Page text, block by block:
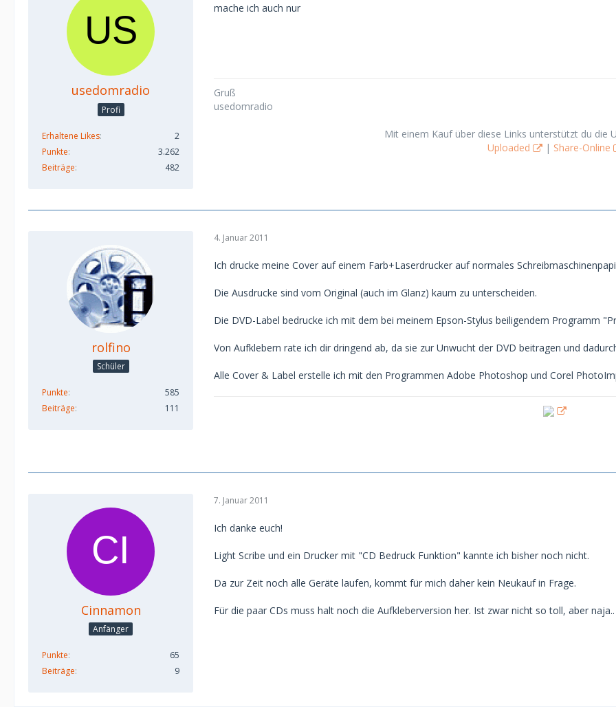
usedomradio
Profi
Erhaltene Likes
2
Punkte
3.262
Beiträge
482
mache ich auch nur
Gruß
usedomradio
Mit einem Kauf über diese Links unterstützt du die
Uploaded
| Share-Online
rolfino
Schüler
Punkte
585
Beiträge
111
4. Januar 2011
Ich drucke meine Cover auf einem Farb+Laserdrucker auf normales
Die Ausdrucke sind vom Original (auch im Glanz) kaum zu unterscheiden.
Die DVD-Label bedrucke ich mit dem bei meinem Epson-Stylus beiligendem Programm
Von Aufklebern rate ich dir dringend ab, da sie zur Unwucht der DVD beitragen und
Alle Cover & Label erstelle ich mit den Programmen Adobe Photoshop und Corel
Cinnamon
Anfänger
Punkte
65
Beiträge
9
7. Januar 2011
Ich danke euch!
Light Scribe und ein Drucker mit "CD Bedruck Funktion" kannte ich bisher noch nicht.
Da zur Zeit noch alle Geräte laufen, kommt für mich daher kein Neukauf in Frage.
Für die paar CDs muss halt noch die Aufkleberversion her. Ist zwar nicht so toll, aber naja..